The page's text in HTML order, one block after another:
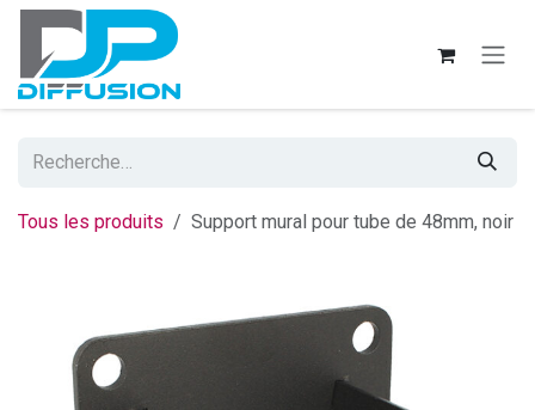
Se rendre au contenu
Tous les produits Support mural pour tube de 48mm, noir